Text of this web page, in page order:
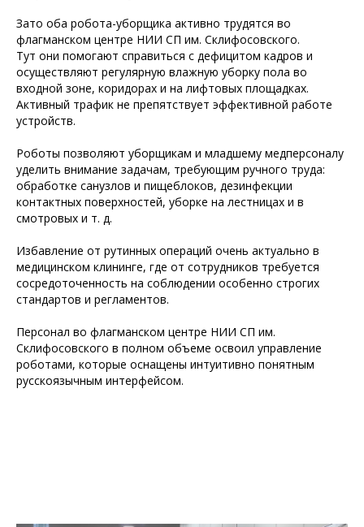
Зато оба робота-уборщика активно трудятся во
флагманском центре НИИ СП им. Склифосовского.
Тут они помогают справиться с дефицитом кадров и
осуществляют регулярную влажную уборку пола во
входной зоне, коридорах и на лифтовых площадках.
Активный трафик не препятствует эффективной работе
устройств.
Роботы позволяют уборщикам и младшему медперсоналу
уделить внимание задачам, требующим ручного труда:
обработке санузлов и пищеблоков, дезинфекции
контактных поверхностей, уборке на лестницах и в
смотровых и т. д.
Избавление от рутинных операций очень актуально в
медицинском клининге, где от сотрудников требуется
сосредоточенность на соблюдении особенно строгих
стандартов и регламентов.
Персонал во флагманском центре НИИ СП им.
Склифосовского в полном объеме освоил управление
роботами, которые оснащены интуитивно понятным
русскоязычным интерфейсом.